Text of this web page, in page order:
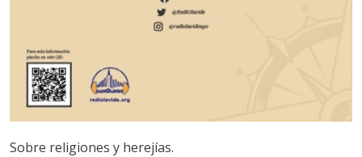
Sobre religiones y herejías.